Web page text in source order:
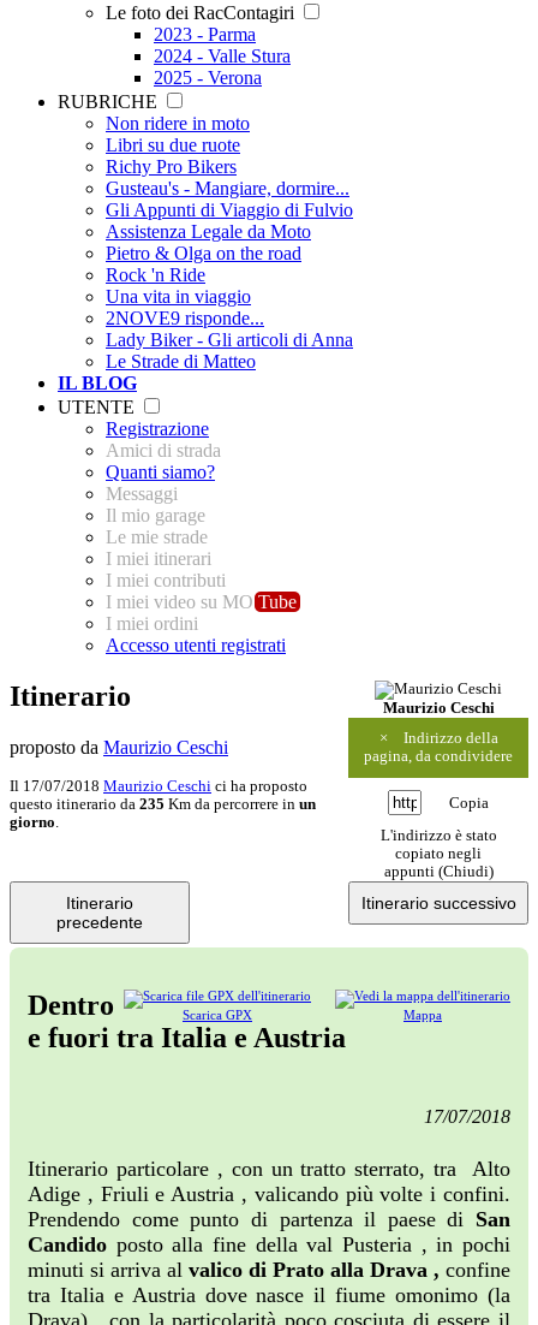
Le foto dei RacContagiri
2023 - Parma
2024 - Valle Stura
2025 - Verona
RUBRICHE
Non ridere in moto
Libri su due ruote
Richy Pro Bikers
Gusteau's - Mangiare, dormire...
Gli Appunti di Viaggio di Fulvio
Assistenza Legale da Moto
Pietro & Olga on the road
Rock 'n Ride
Una vita in viaggio
2NOVE9 risponde...
Lady Biker - Gli articoli di Anna
Le Strade di Matteo
IL BLOG
UTENTE
Registrazione
Amici di strada
Quanti siamo?
Messaggi
Il mio garage
Le mie strade
I miei itinerari
I miei contributi
I miei video su MO Tube
I miei ordini
Accesso utenti registrati
Maurizio Ceschi
×
Indirizzo della
pagina, da condividere
Copia
L'indirizzo è stato
copiato negli
appunti (Chiudi)
Itinerario
proposto da Maurizio Ceschi
Il 17/07/2018 Maurizio Ceschi ci ha proposto
questo itinerario da 235 Km da percorrere in un
giorno.
Itinerario
precedente
Itinerario successivo
Mappa
Scarica GPX
Dentro
e fuori tra Italia e Austria
17/07/2018
Itinerario particolare , con un tratto sterrato, tra Alto
Adige , Friuli e Austria , valicando più volte i confini.
Prendendo come punto di partenza il paese di San
Candido posto alla fine della val Pusteria , in pochi
minuti si arriva al valico di Prato alla Drava , confine
tra Italia e Austria dove nasce il fiume omonimo (la